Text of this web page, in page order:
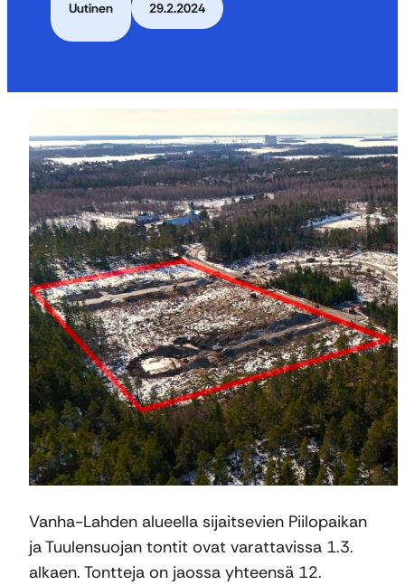
Uutinen 29.2.2024
Vanha-Lahden alueella sijaitsevien Piilopaikan
ja Tuulensuojan tontit ovat varattavissa 1.3.
alkaen. Tontteja on jaossa yhteensä 12.